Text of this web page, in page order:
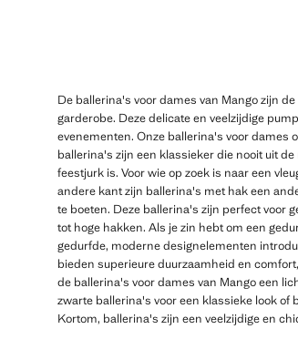
De ballerina's voor dames van Mango zijn
garderobe. Deze delicate en veelzijdige
evenementen. Onze ballerina's voor dames
ballerina's zijn een klassieker die nooit uit
feestjurk is. Voor wie op zoek is naar een
andere kant zijn ballerina's met hak een
te boeten. Deze ballerina's zijn perfect voor
tot hoge hakken. Als je zin hebt om een
gedurfde, moderne designelementen
bieden superieure duurzaamheid en
de ballerina's voor dames van Mango een
zwarte ballerina's voor een klassieke look of
Kortom, ballerina's zijn een veelzijdige en